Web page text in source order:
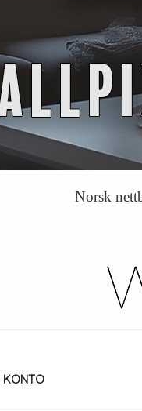
Norsk
KONTO